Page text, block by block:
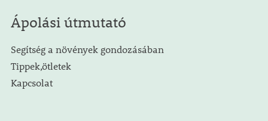
Ápolási útmutató
Segítség a növények gondozásában
Tippek,ötletek
Kapcsolat